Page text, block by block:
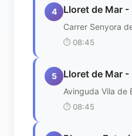
4 Lloret de Mar
Carrer Senyora
⏱️ 08:45
5 Lloret de Mar -
Avinguda Vila de
⏱️ 08:45